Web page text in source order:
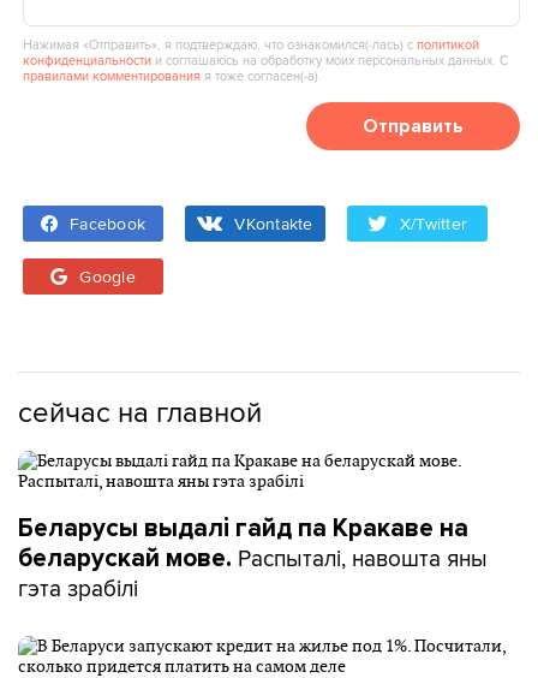
Нажимая «Отправить», я подтверждаю, что ознакомился(‑лась) сполитикой
конфиденциальности и соглашаюсь на обработку моих персональных данных. С
правилами комментирования я тоже согласен(‑а).
Отправить
Facebook VKontakte X/Twitter
Google
сейчас на главной
Беларусы выдалі гайд па Кракаве на
беларускай мове. Распыталі, навошта яны
гэта зрабілі